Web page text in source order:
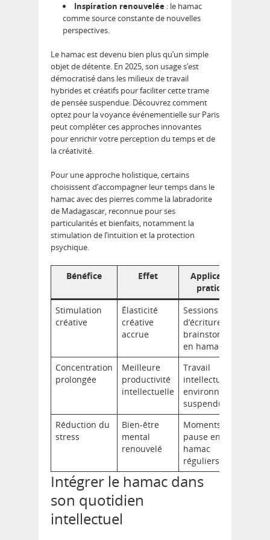
Inspiration renouvelée : le hamac
comme source constante de nouvelles
perspectives.
Le hamac est devenu bien plus qu’un simple
objet de détente. En 2025, son usage s’est
démocratisé dans les milieux de travail
hybrides et créatifs pour faciliter cette trame
de pensée suspendue. Découvrez comment
optez pour la voyance événementielle sur Paris
peut compléter ces approches innovantes
pour enrichir votre perception du temps et de
la créativité.
Pour une approche holistique, certains
choisissent d’accompagner leur temps dans le
hamac avec des pierres comme la labradorite
de Madagascar, reconnue pour ses
particularités et bienfaits, notamment la
stimulation de l’intuition et la protection
psychique.
Bénéfice Effet
Application
pratique
Stimulation
créative
Élasticité
créative
accrue
Sessions
d’écriture ou
brainstorming
en hamac
Concentration
prolongée
Meilleure
productivité
intellectuelle
Travail
intellectuel en
environnement
suspendu
Réduction du
stress
Bien-être
mental
renouvelé
Moments de
pause en
hamac
réguliers
Intégrer le hamac dans
son quotidien
intellectuel